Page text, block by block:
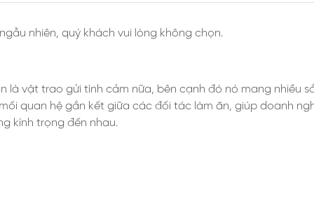
nhiên, quý khách vui lòng không chọn.
là vật trao gửi tình cảm nữa, bên cạnh đó nó mang nhiều
quan hệ gắn kết giữa các đối tác làm ăn, giúp doanh
kính trọng đến nhau.